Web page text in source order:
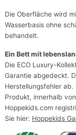
Die Oberfläche wird
Wasserbasis ohne
behandelt.
Ein Bett mit
Die ECO Luxury-
Garantie abgedeckt.
Herstellungsfehler
Produkt, innerhalb
Hoppekids.com
Sie hier: Hoppekids